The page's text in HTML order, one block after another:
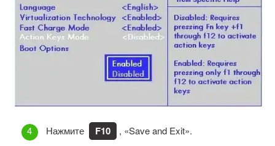
Нажмите F10 , «Save and Exit».